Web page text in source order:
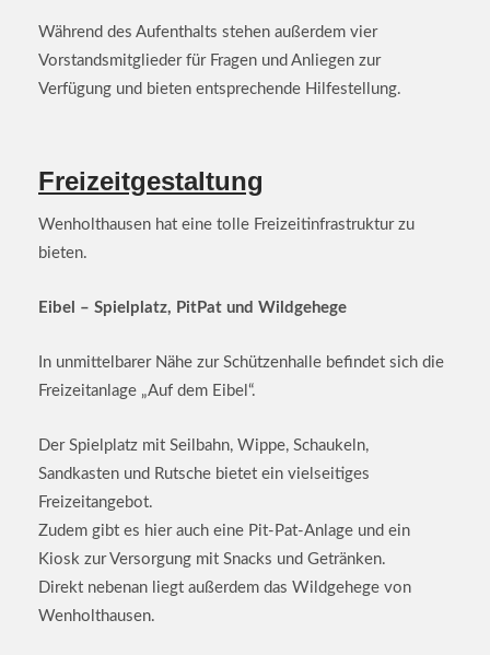
Während des Aufenthalts stehen außerdem vier
Vorstandsmitglieder für Fragen und Anliegen zur
Verfügung und bieten entsprechende Hilfestellung.
Freizeitgestaltung
Wenholthausen hat eine tolle Freizeitinfrastruktur zu
bieten.
Eibel – Spielplatz, PitPat und Wildgehege
In unmittelbarer Nähe zur Schützenhalle befindet sich die
Freizeitanlage „Auf dem Eibel“.
Der Spielplatz mit Seilbahn, Wippe, Schaukeln,
Sandkasten und Rutsche bietet ein vielseitiges
Freizeitangebot.
Zudem gibt es hier auch eine Pit-Pat-Anlage und ein
Kiosk zur Versorgung mit Snacks und Getränken.
Direkt nebenan liegt außerdem das Wildgehege von
Wenholthausen.